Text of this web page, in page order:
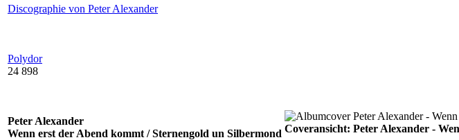
Discographie von Peter Alexander
Polydor
24 898
Peter Alexander
Wenn erst der Abend kommt / Sternengold un Silbermond Coveransicht: Peter Alexander -